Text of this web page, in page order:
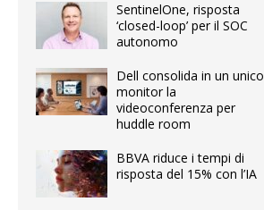
SentinelOne, risposta
‘closed-loop’ per il SOC
autonomo
Dell consolida in un unico
monitor la
videoconferenza per
huddle room
BBVA riduce i tempi di
risposta del 15% con l’IA